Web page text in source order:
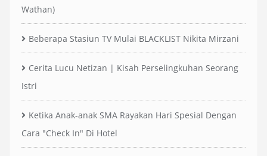
Wathan)
Beberapa Stasiun TV Mulai BLACKLIST Nikita Mirzani
Cerita Lucu Netizan | Kisah Perselingkuhan Seorang
Istri
Ketika Anak-anak SMA Rayakan Hari Spesial Dengan
Cara "Check In" Di Hotel